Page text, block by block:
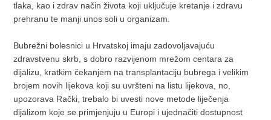
tlaka, kao i zdrav način života koji uključuje kretanje i zdravu
prehranu te manji unos soli u organizam.
Bubrežni bolesnici u Hrvatskoj imaju zadovoljavajuću
zdravstvenu skrb, s dobro razvijenom mrežom centara za
dijalizu, kratkim čekanjem na transplantaciju bubrega i velikim
brojem novih lijekova koji su uvršteni na listu lijekova, no,
upozorava Rački, trebalo bi uvesti nove metode liječenja
dijalizom koje se primjenjuju u Europi i ujednačiti dostupnost